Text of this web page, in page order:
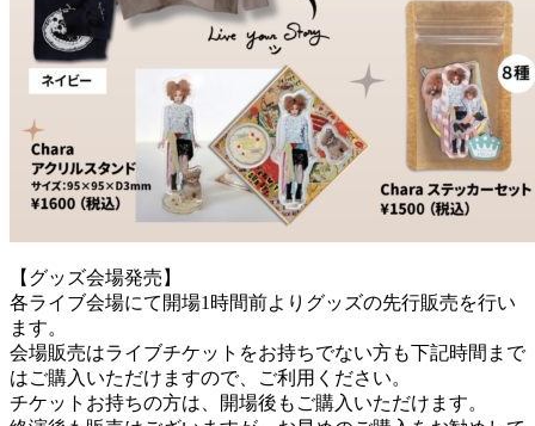
【グッズ会場発売】
各ライブ会場にて開場1時間前よりグッズの先行販売を行い
ます。
会場販売はライブチケットをお持ちでない方も下記時間まで
はご購入いただけますので、ご利用ください。
チケットお持ちの方は、開場後もご購入いただけます。